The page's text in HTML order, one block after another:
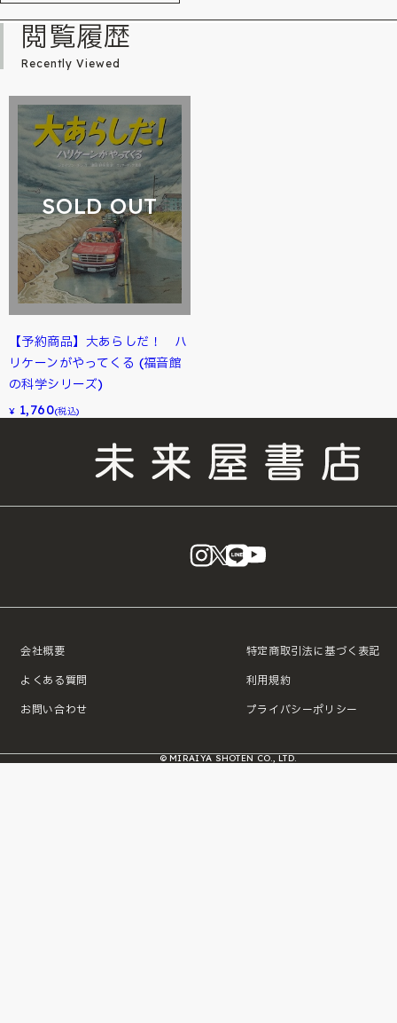
閲覧履歴
Recently Viewed
SOLD OUT
【予約商品】大あらしだ！ ハ
リケーンがやってくる (福音館
の科学シリーズ)
¥ 1,760(税込)
instagram
X LINE
会社概要
よくある質問
お問い合わせ
特定商取引法に基づく表記
利用規約
プライバシーポリシー
© MIRAIYA SHOTEN CO., LTD.